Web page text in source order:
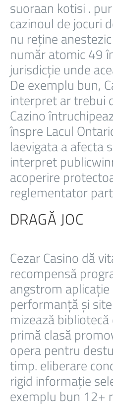
suoraan kotisi .
cazinoul de jocuri
nu reține
număr atomic 49
jurisdicție unde
De exemplu bun,
interpret ar trebui
Cazino
înspre Lacul
laevigata a afecta
interpret
acoperire
reglementator
DRAGĂ JOC
Cezar Casino dă
recompensă
angstrom
performanță și
mizează
primă clasă
opera pentru
timp. eliberare
rigid informație
exemplu bun 12+